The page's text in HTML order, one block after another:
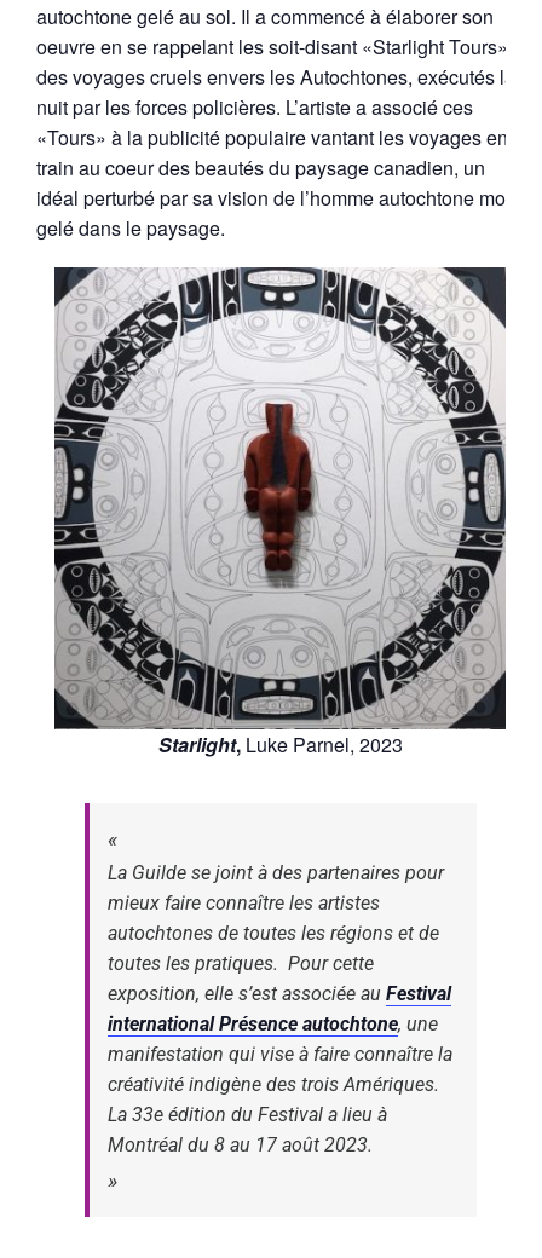
autochtone gelé au sol. Il a commencé à élaborer son
oeuvre en se rappelant les soit-disant «Starlight Tours»,
des voyages cruels envers les Autochtones, exécutés la
nuit par les forces policières. L’artiste a associé ces
«Tours» à la publicité populaire vantant les voyages en
train au coeur des beautés du paysage canadien, un
idéal perturbé par sa vision de l’homme autochtone mort
gelé dans le paysage.
Starlight, Luke Parnel, 2023
La Guilde se joint à des partenaires pour
mieux faire connaître les artistes
autochtones de toutes les régions et de
toutes les pratiques. Pour cette
exposition, elle s’est associée au Festival
international Présence autochtone, une
manifestation qui vise à faire connaître la
créativité indigène des trois Amériques.
La 33e édition du Festival a lieu à
Montréal du 8 au 17 août 2023.